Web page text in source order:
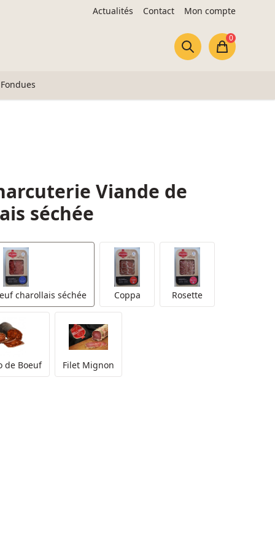
Actualités Contact Mon compte
Panier
0
Fondues
Viande de
séchée
charollais séchée Coppa Rosette
de Boeuf Filet Mignon